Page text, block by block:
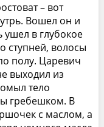
– вот
Вошел он и
ушел в глубокое
ступней, волосы
полу. Царевич
выходил из
тело
гребешком. В
с маслом, а